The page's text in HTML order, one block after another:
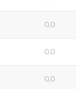
0.0
0.0
0.0